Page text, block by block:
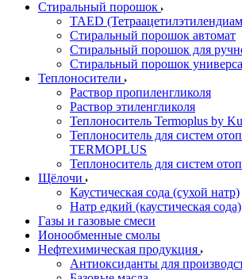
Стиральный порошок
TAED
Стиральный порошок автомат
Стиральный порошок для
Стиральный порошок
Теплоносители
Раствор пропиленгликоля
Раствор этиленгликоля
Теплоноситель Termoplus by
Теплоноситель для систем
TERMOPLUS
Теплоноситель для систем
Щёлочи
Каустическая сода (сухой натр)
Натр едкий (каустическая сода)
Газы и газовые смеси
Ионообменные смолы
Нефтехимическая продукция
Антиоксиданты для